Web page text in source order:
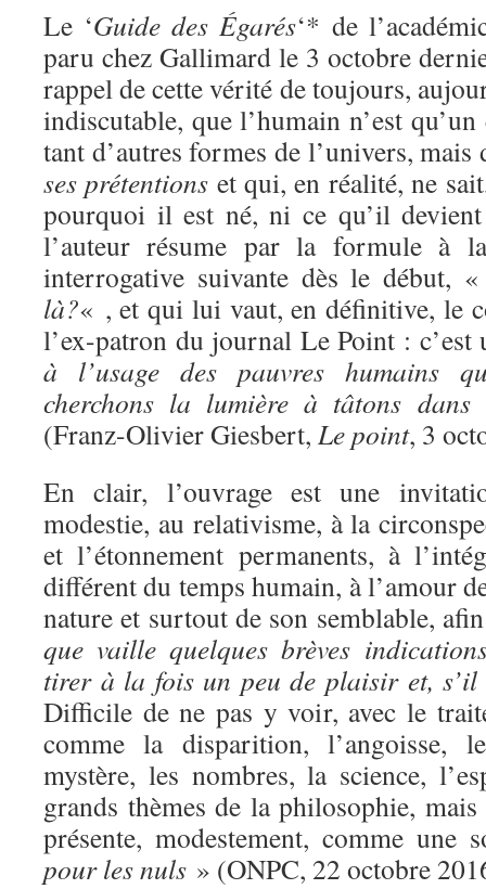
Le ‘Guide des Égarés‘* de
paru chez Gallimard le 3 octobre
rappel de cette vérité de toujours,
indiscutable, que l’humain n’est
tant d’autres formes de l’univers,
ses prétentions et qui, en réalité, ne
pourquoi il est né, ni ce qu’il
l’auteur résume par la formule à
interrogative suivante dès le début,
là?« , et qui lui vaut, en définitive, le
l’ex-patron du journal Le Point :
à l’usage des pauvres humains
cherchons la lumière à tâtons dans
(Franz-Olivier Giesbert, Le point, 3
En clair, l’ouvrage est une
modestie, au relativisme, à la
et l’étonnement permanents, à
différent du temps humain, à l’amour
nature et surtout de son semblable,
que vaille quelques brèves
tirer à la fois un peu de plaisir et, s’il
Difficile de ne pas y voir, avec le
comme la disparition, l’angoisse,
mystère, les nombres, la science,
grands thèmes de la philosophie,
présente, modestement, comme
pour les nuls » (ONPC, 22 octobre